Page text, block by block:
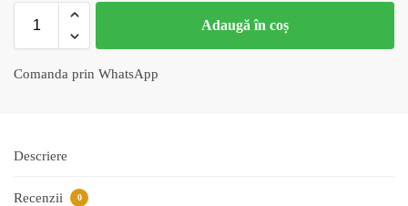
Adaugă în coș
Comanda prin WhatsApp
Descriere
Recenzii 0